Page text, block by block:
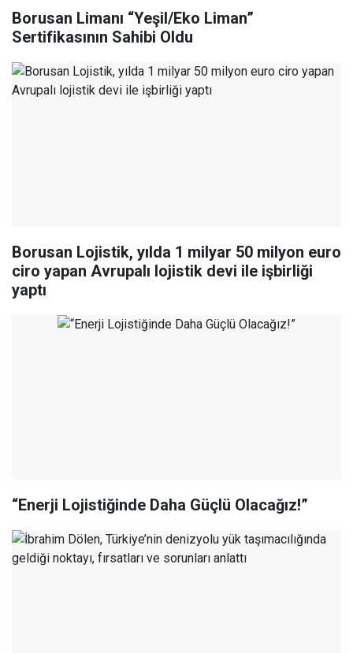
Borusan Limanı “Yeşil/Eko Liman”
Sertifikasının Sahibi Oldu
Borusan Lojistik, yılda 1 milyar 50 milyon euro
ciro yapan Avrupalı lojistik devi ile işbirliği
yaptı
“Enerji Lojistiğinde Daha Güçlü Olacağız!”